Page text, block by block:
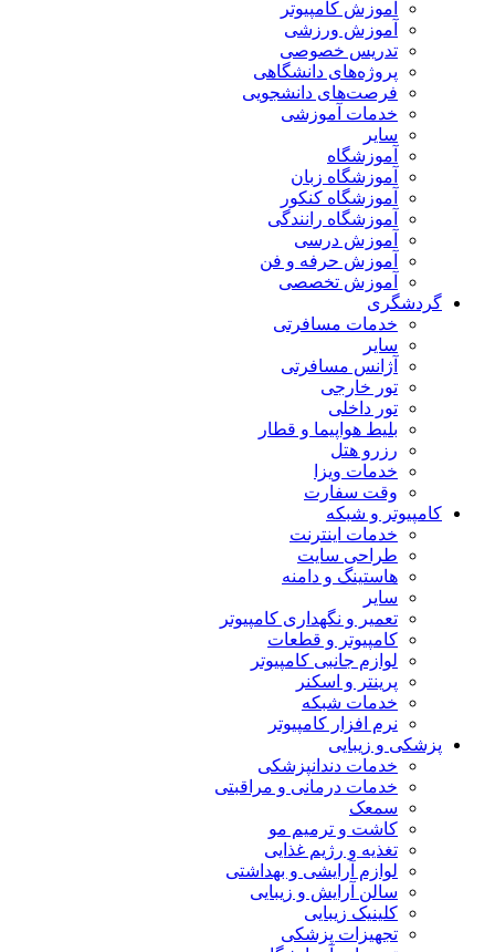
آموزش کامپیوتر
آموزش ورزشی
تدریس خصوصی
پروژه‌های دانشگاهی
فرصت‌های دانشجویی
خدمات آموزشی
سایر
آموزشگاه
آموزشگاه زبان
آموزشگاه کنکور
آموزشگاه رانندگی
آموزش درسی
آموزش حرفه و فن
آموزش تخصصی
گردشگری
خدمات مسافرتی
سایر
آژانس مسافرتی
تور خارجی
تور داخلی
بلیط هواپیما و قطار
رزرو هتل
خدمات ویزا
وقت سفارت
کامپیوتر و شبکه
خدمات اینترنت
طراحی سایت
هاستینگ و دامنه
سایر
تعمیر و نگهداری کامپیوتر
کامپیوتر و قطعات
لوازم جانبی کامپیوتر
پرینتر و اسکنر
خدمات شبکه
نرم افزار کامپیوتر
پزشکی و زیبایی
خدمات دندانپزشکی
خدمات درمانی و مراقبتی
سمعک
کاشت و ترمیم مو
تغذیه و رژیم غذایی
لوازم آرایشی و بهداشتی
سالن آرایش و زیبایی
کلینیک زیبایی
تجهیزات پزشکی